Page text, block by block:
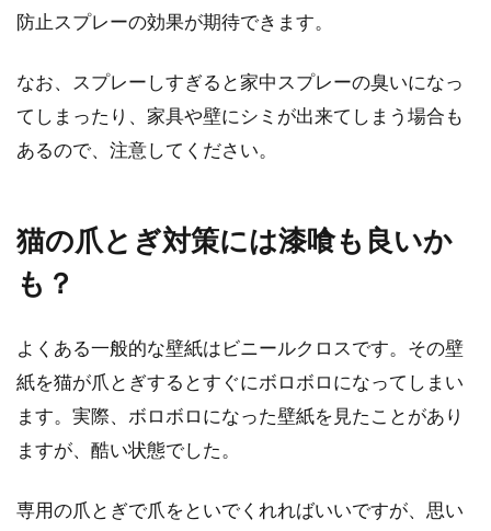
防止スプレーの効果が期待できます。
なお、スプレーしすぎると家中スプレーの臭いになっ
てしまったり、家具や壁にシミが出来てしまう場合も
あるので、注意してください。
猫の爪とぎ対策には漆喰も良いか
も？
よくある一般的な壁紙はビニールクロスです。その壁
紙を猫が爪とぎするとすぐにボロボロになってしまい
ます。実際、ボロボロになった壁紙を見たことがあり
ますが、酷い状態でした。
専用の爪とぎで爪をといでくれればいいですが、思い